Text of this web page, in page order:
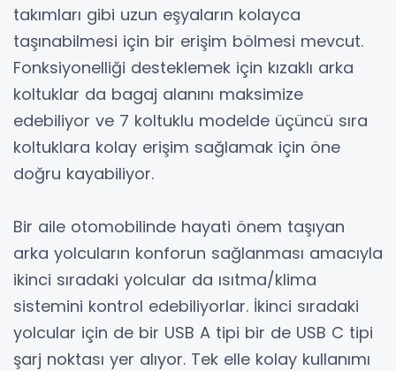
takımları gibi uzun eşyaların kolayca
taşınabilmesi için bir erişim bölmesi mevcut.
Fonksiyonelliği desteklemek için kızaklı arka
koltuklar da bagaj alanını maksimize
edebiliyor ve 7 koltuklu modelde üçüncü sıra
koltuklara kolay erişim sağlamak için öne
doğru kayabiliyor.
Bir aile otomobilinde hayati önem taşıyan
arka yolcuların konforun sağlanması amacıyla
ikinci sıradaki yolcular da ısıtma/klima
sistemini kontrol edebiliyorlar. İkinci sıradaki
yolcular için de bir USB A tipi bir de USB C tipi
şarj noktası yer alıyor. Tek elle kolay kullanımı